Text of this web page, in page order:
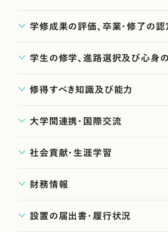
学修成果の評価、卒業・修了の
学生の修学、進路選択及び心身
修得すべき知識及び能力
大学間連携・国際交流
社会貢献・生涯学習
財務情報
設置の届出書・履行状況